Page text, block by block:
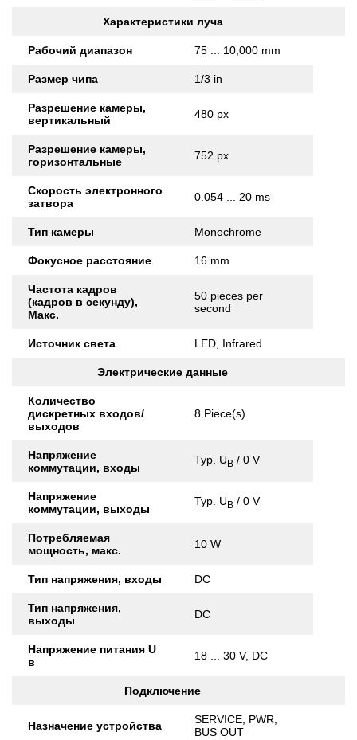
Характеристики луча
Рабочий диапазон 75 ... 10,000 mm
Размер чипа 1/3 in
Разрешение камеры,
вертикальный
480 px
Разрешение камеры,
горизонтальные
752 px
Скорость электронного
затвора
0.054 ... 20 ms
Тип камеры Monochrome
Фокусное расстояние 16 mm
Частота кадров
(кадров в секунду),
Макс.
50 pieces per
second
Источник света LED, Infrared
Электрические данные
Количество
дискретных входов/
выходов
8 Piece(s)
Напряжение
коммутации, входы
Typ. UB / 0 V
Напряжение
коммутации, выходы
Typ. UB / 0 V
Потребляемая
мощность, макс.
10 W
Тип напряжения, входы DC
Тип напряжения,
выходы
DC
Напряжение питания U
в
18 ... 30 V, DC
Подключение
Назначение устройства
SERVICE, PWR,
BUS OUT